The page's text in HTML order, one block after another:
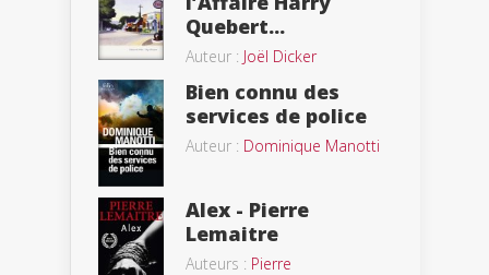
Quebert...
Auteur : Joël Dicker
Bien connu des
services de police
Auteur : Dominique Manotti
Alex - Pierre
Lemaitre
Auteurs : Pierre